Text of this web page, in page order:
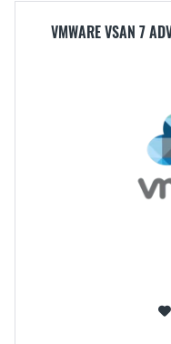
VMWARE VSAN 7